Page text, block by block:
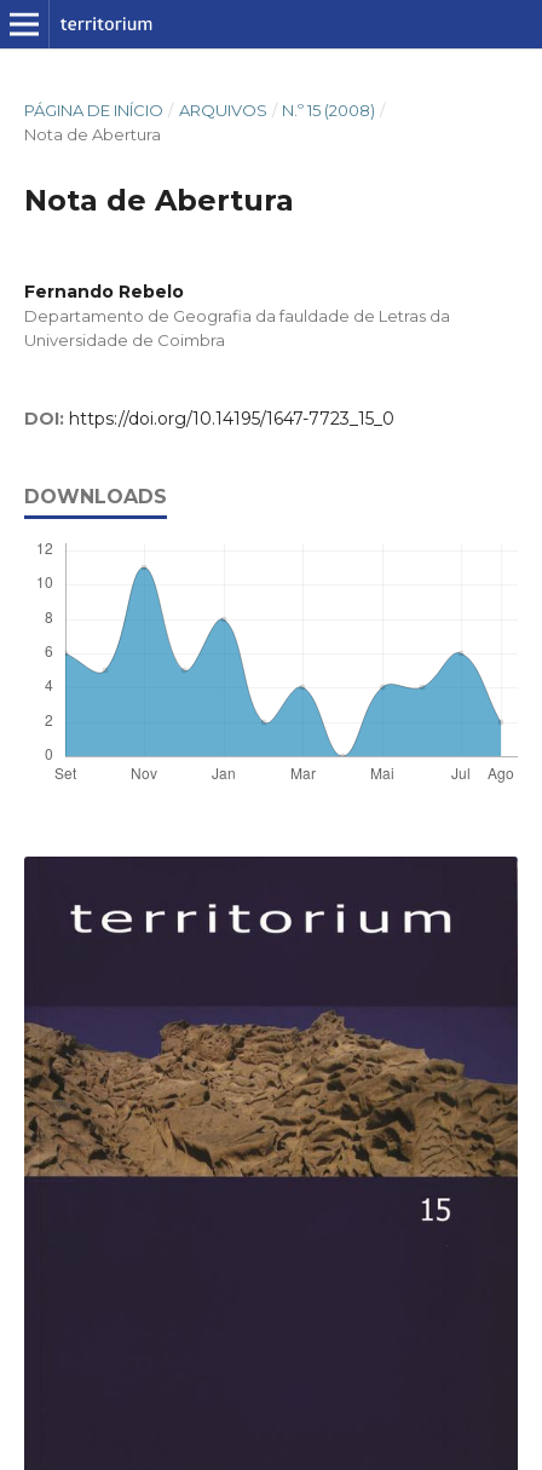
PÁGINA DE INÍCIO / ARQUIVOS / N.º 15 (2008) /
Nota de Abertura
Nota de Abertura
Fernando Rebelo
Departamento de Geografia da fauldade de Letras da
Universidade de Coimbra
DOI: https://doi.org/10.14195/1647-7723_15_0
DOWNLOADS